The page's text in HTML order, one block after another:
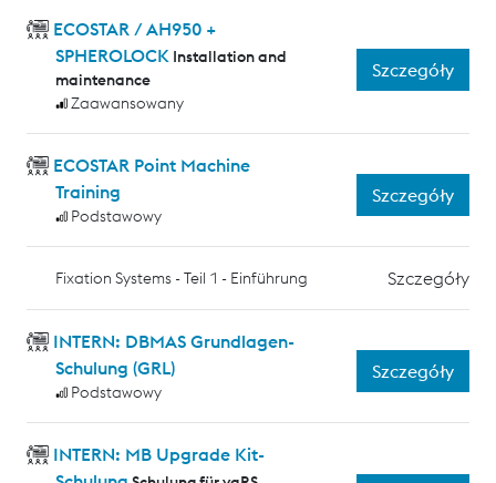
ECOSTAR / AH950 +
SPHEROLOCK Installation and
maintenance
Zaawansowany
Szczegóły
ECOSTAR Point Machine
Training
Podstawowy
Szczegóły
Fixation Systems - Teil 1 - Einführung Szczegóły
INTERN: DBMAS Grundlagen-
Schulung (GRL)
Podstawowy
Szczegóły
INTERN: MB Upgrade Kit-